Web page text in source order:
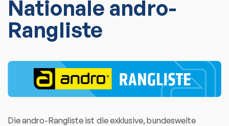
Nationale andro-
Rangliste
Die andro-Rangliste ist die exklusive, bundesweite